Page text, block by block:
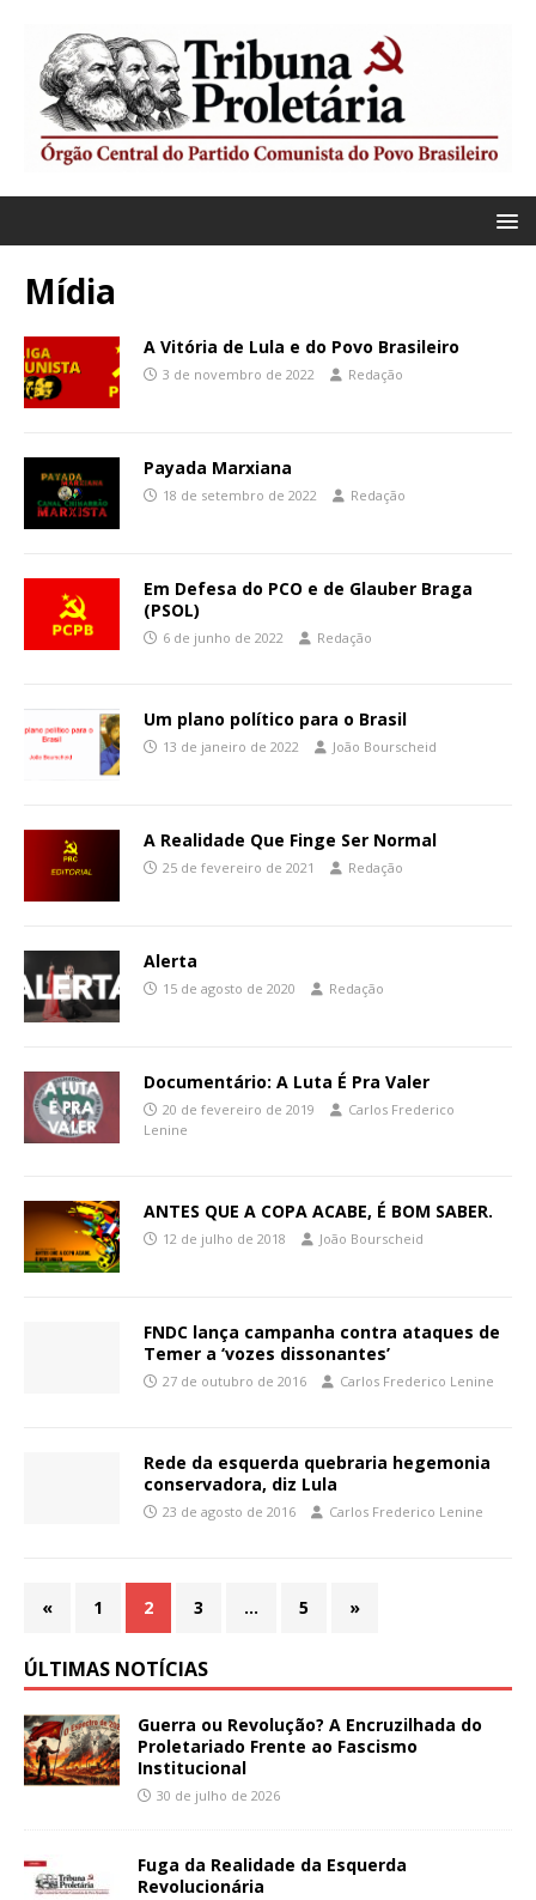
Mídia
A Vitória de Lula e do Povo Brasileiro
3 de novembro de 2022 Redação
Payada Marxiana
18 de setembro de 2022 Redação
Em Defesa do PCO e de Glauber Braga
(PSOL)
6 de junho de 2022 Redação
Um plano político para o Brasil
13 de janeiro de 2022 João Bourscheid
A Realidade Que Finge Ser Normal
25 de fevereiro de 2021 Redação
Alerta
15 de agosto de 2020 Redação
Documentário: A Luta É Pra Valer
20 de fevereiro de 2019
Carlos Frederico
Lenine
ANTES QUE A COPA ACABE, É BOM SABER.
12 de julho de 2018 João Bourscheid
FNDC lança campanha contra ataques de
Temer a ‘vozes dissonantes’
27 de outubro de 2016 Carlos Frederico Lenine
Rede da esquerda quebraria hegemonia
conservadora, diz Lula
23 de agosto de 2016 Carlos Frederico Lenine
« 1 2 3 … 5 »
ÚLTIMAS NOTÍCIAS
Guerra ou Revolução? A Encruzilhada do
Proletariado Frente ao Fascismo
Institucional
30 de julho de 2026
Fuga da Realidade da Esquerda
Revolucionária